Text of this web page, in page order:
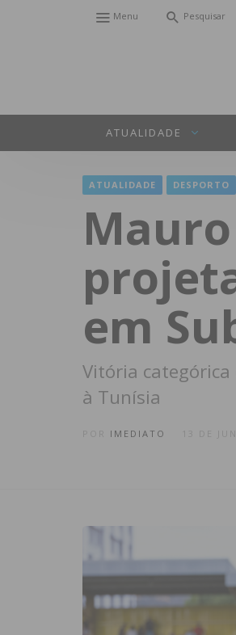
Menu Pesquisar
ATUALIDADE
ATUALIDADE DESPORTO
em
Vitória
à Tunísia
IMEDIATO